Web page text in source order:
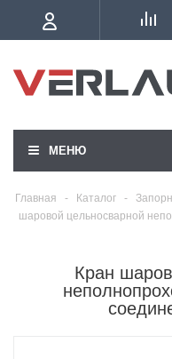
МЕНЮ
Главная - Каталог -
шаровой цельносварной
Кран